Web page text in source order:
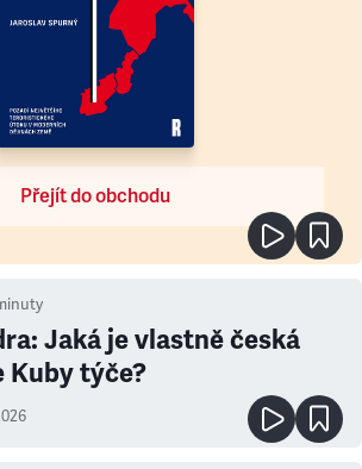
Přejít do obchodu
Jaká je vlastně česká
Kuby týče?